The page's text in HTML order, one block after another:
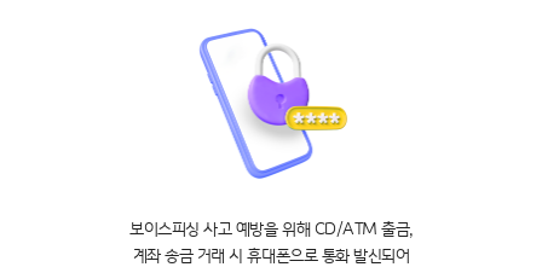
보이스피싱 사고 예방을 위해 CD/ATM 출금,
계좌 송금 거래 시 휴대폰으로 통화 발신되어